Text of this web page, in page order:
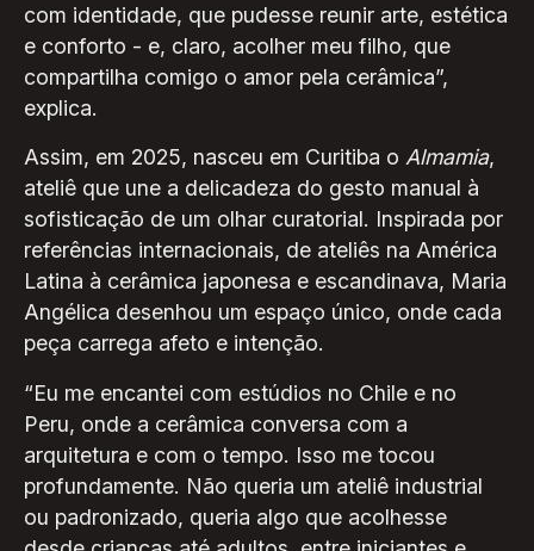
com identidade, que pudesse reunir arte, estética
e conforto - e, claro, acolher meu filho, que
compartilha comigo o amor pela cerâmica”,
explica.
Assim, em 2025, nasceu em Curitiba o Almamia,
ateliê que une a delicadeza do gesto manual à
sofisticação de um olhar curatorial. Inspirada por
referências internacionais, de ateliês na América
Latina à cerâmica japonesa e escandinava, Maria
Angélica desenhou um espaço único, onde cada
peça carrega afeto e intenção.
“Eu me encantei com estúdios no Chile e no
Peru, onde a cerâmica conversa com a
arquitetura e com o tempo. Isso me tocou
profundamente. Não queria um ateliê industrial
ou padronizado, queria algo que acolhesse